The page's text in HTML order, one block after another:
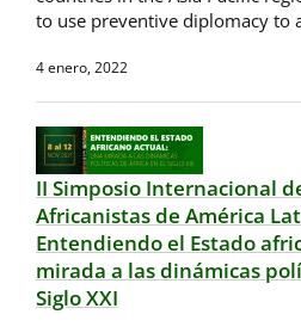
to use preventive diplomacy to
4 enero, 2022
II Simposio Internacional
Africanistas de América
Entendiendo el Estado
mirada a las dinámicas
Siglo XXI